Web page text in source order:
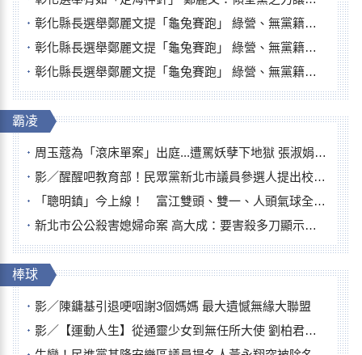
彰化縣長選舉鄭麗文提「龜兔賽跑」 綠營、無黨籍忙否認是烏龜
彰化縣長選舉鄭麗文提「龜兔賽跑」 綠營、無黨籍忙否認是烏龜
彰化縣長選舉鄭麗文提「龜兔賽跑」 綠營、無黨籍忙否認是烏龜
霸凌
周玉蔻為「滾床單案」出庭...遭罵妖孽下地獄 張淑娟批：舌頭殺人有罪
影／醒醒吧教育部！民眾黨新北市議員參選人提出校園反毒防線升級政見
「聰明鎮」今上線！ 富江雙頭、雙一、人頭氣球全登場
新北市公公殺害媳婦命案 高大成：要害殺多刀顯示怨恨深
棒球
影／陳鏞基引退哽咽謝3個媽媽 最大遺憾無緣大聯盟
影／【運動人生】從通靈少女到無任所大使 劉柏君女裁判人生國際發光